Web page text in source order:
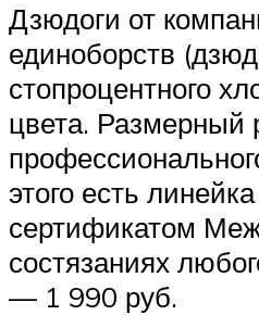
Дзюдоги от
единоборств
стопроцентного
цвета. Размерный
этого есть
сертификатом
состязаниях
— 1 990 руб.